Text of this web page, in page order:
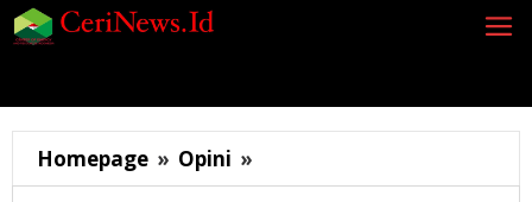
Lewati
ke
Homepage » Opini »
dari